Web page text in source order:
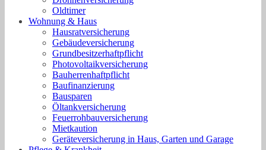
Oldtimer
Wohnung & Haus
Hausratversicherung
Gebäudeversicherung
Grundbesitzerhaftpflicht
Photovoltaikversicherung
Bauherrenhaftpflicht
Baufinanzierung
Bausparen
Öltankversicherung
Feuerrohbauversicherung
Mietkaution
Geräteversicherung in Haus, Garten und Garage